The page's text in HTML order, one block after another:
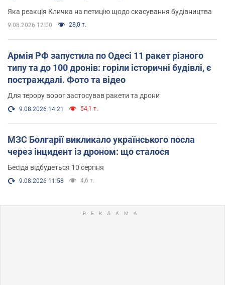
вірянина"
Яка реакція Кличка на петицію щодо скасування будівництва
9.08.2026 12:00 28,0 т.
Армія РФ запустила по Одесі 11 ракет різного
типу та до 100 дронів: горіли історичні будівлі, є
постраждалі. Фото та відео
Для терору ворог застосував ракети та дрони
9.08.2026 14:21 54,1 т.
МЗС Болгарії викликало українського посла
через інцидент із дроном: що сталося
Бесіда відбудеться 10 серпня
9.08.2026 11:58 4,6 т.